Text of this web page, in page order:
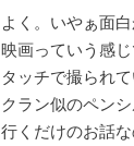
く。いやぁ面
画っていう感
ッチで撮られ
ラン似のペン
くだけのお話